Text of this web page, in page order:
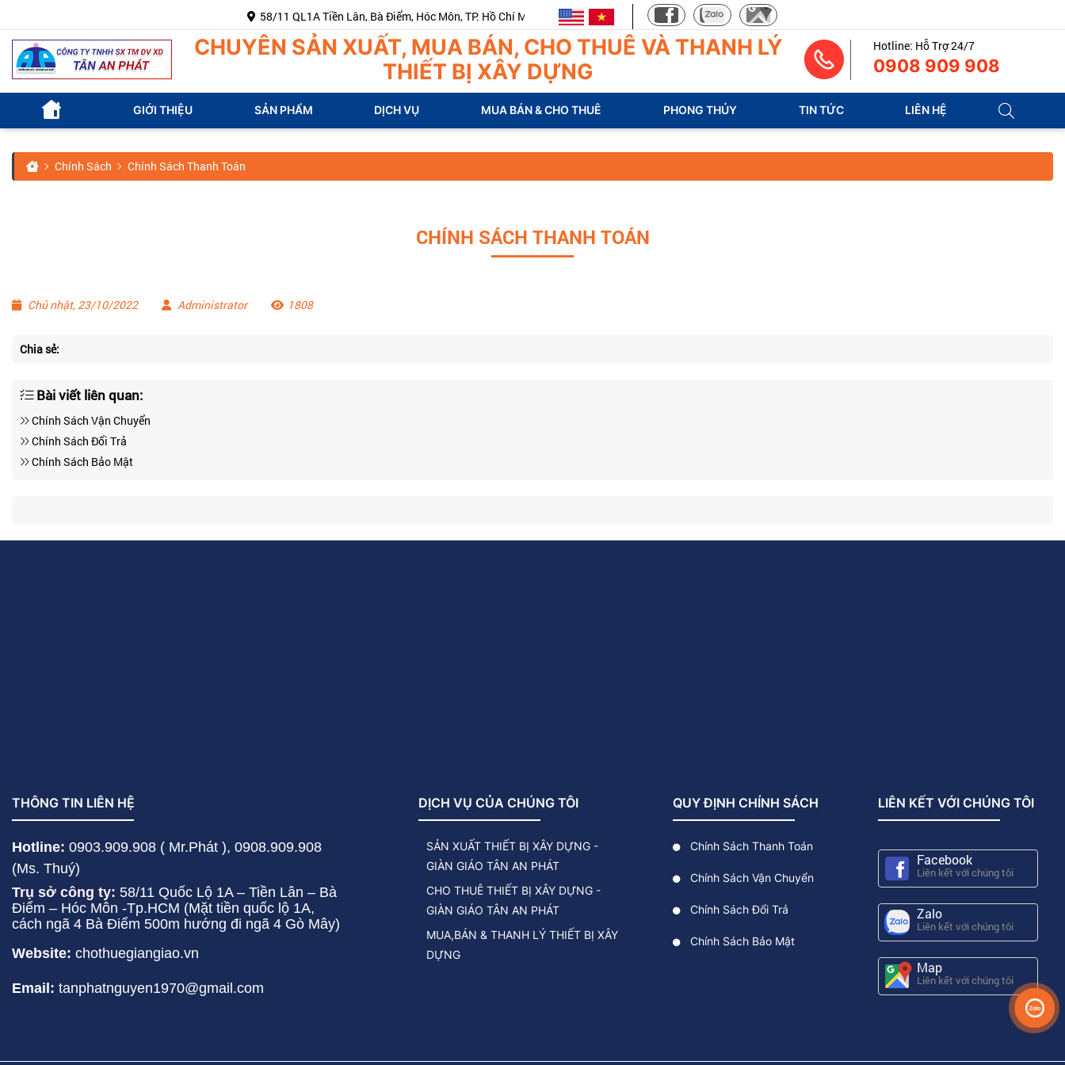
58/11 QL1A Tiền Lân, Bà Điểm, Hóc Môn, TP. Hồ Chí Minh
CHUYÊN SẢN XUẤT, MUA BÁN, CHO THUÊ VÀ THANH LÝ
THIẾT BỊ XÂY DỰNG
Hotline: Hỗ Trợ 24/7
0908 909 908
GIỚI THIỆU SẢN PHẨM DỊCH VỤ MUA BÁN & CHO THUÊ PHONG THỦY TIN TỨC LIÊN HỆ
Chính Sách Chính Sách Thanh Toán
CHÍNH SÁCH THANH TOÁN
Chủ nhật, 23/10/2022 Administrator 1808
Chia sẻ:
Bài viết liên quan:
Chính Sách Vận Chuyển
Chính Sách Đổi Trả
Chính Sách Bảo Mật
THÔNG TIN LIÊN HỆ
Hotline: 0903.909.908 ( Mr.Phát ), 0908.909.908
(Ms. Thuý)
Trụ sở công ty: 58/11 Quốc Lộ 1A – Tiền Lân – Bà
Điểm – Hóc Môn -Tp.HCM (Mặt tiền quốc lộ 1A,
cách ngã 4 Bà Điểm 500m hướng đi ngã 4 Gò Mây)
Website: chothuegiangiao.vn
Email: tanphatnguyen1970@gmail.com
DỊCH VỤ CỦA CHÚNG TÔI
SẢN XUẤT THIẾT BỊ XÂY DỰNG -
GIÀN GIÁO TÂN AN PHÁT
CHO THUÊ THIẾT BỊ XÂY DỰNG -
GIÀN GIÁO TÂN AN PHÁT
MUA,BÁN & THANH LÝ THIẾT BỊ XÂY
DỰNG
QUY ĐỊNH CHÍNH SÁCH
Chính Sách Thanh Toán
Chính Sách Vận Chuyển
Chính Sách Đổi Trả
Chính Sách Bảo Mật
LIÊN KẾT VỚI CHÚNG TÔI
Facebook
Liên kết với chúng tôi
Zalo
Liên kết với chúng tôi
Map
Liên kết với chúng tôi